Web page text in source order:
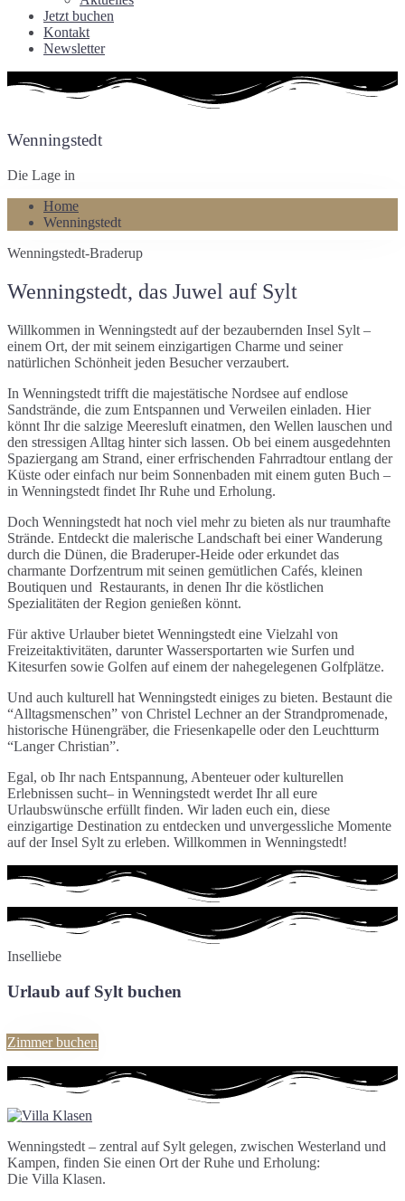
Jetzt buchen
Kontakt
Newsletter
Wenningstedt
Die Lage in
Home
Wenningstedt
Wenningstedt-Braderup
Wenningstedt, das Juwel auf Sylt
Willkommen in Wenningstedt auf der bezaubernden Insel Sylt –
einem Ort, der mit seinem einzigartigen Charme und seiner
natürlichen Schönheit jeden Besucher verzaubert.
In Wenningstedt trifft die majestätische Nordsee auf endlose
Sandstrände, die zum Entspannen und Verweilen einladen. Hier
könnt Ihr die salzige Meeresluft einatmen, den Wellen lauschen und
den stressigen Alltag hinter sich lassen. Ob bei einem ausgedehnten
Spaziergang am Strand, einer erfrischenden Fahrradtour entlang der
Küste oder einfach nur beim Sonnenbaden mit einem guten Buch –
in Wenningstedt findet Ihr Ruhe und Erholung.
Doch Wenningstedt hat noch viel mehr zu bieten als nur traumhafte
Strände. Entdeckt die malerische Landschaft bei einer Wanderung
durch die Dünen, die Braderuper-Heide oder erkundet das
charmante Dorfzentrum mit seinen gemütlichen Cafés, kleinen
Boutiquen und Restaurants, in denen Ihr die köstlichen
Spezialitäten der Region genießen könnt.
Für aktive Urlauber bietet Wenningstedt eine Vielzahl von
Freizeitaktivitäten, darunter Wassersportarten wie Surfen und
Kitesurfen sowie Golfen auf einem der nahegelegenen Golfplätze.
Und auch kulturell hat Wenningstedt einiges zu bieten. Bestaunt die
“Alltagsmenschen” von Christel Lechner an der Strandpromenade,
historische Hünengräber, die Friesenkapelle oder den Leuchtturm
“Langer Christian”.
Egal, ob Ihr nach Entspannung, Abenteuer oder kulturellen
Erlebnissen sucht– in Wenningstedt werdet Ihr all eure
Urlaubswünsche erfüllt finden. Wir laden euch ein, diese
einzigartige Destination zu entdecken und unvergessliche Momente
auf der Insel Sylt zu erleben. Willkommen in Wenningstedt!
Inselliebe
Urlaub auf Sylt buchen
Zimmer buchen
Wenningstedt – zentral auf Sylt gelegen, zwischen Westerland und
Kampen, finden Sie einen Ort der Ruhe und Erholung:
Die Villa Klasen.